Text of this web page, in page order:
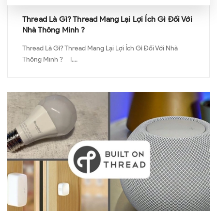
Thread Là Gì? Thread Mang Lại Lợi Ích Gì Đối Với
Nhà Thông Minh ?
Thread Là Gì? Thread Mang Lại Lợi Ích Gì Đối Với Nhà
Thông Minh ? I....